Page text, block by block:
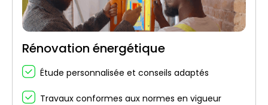
Rénovation énergétique
Étude personnalisée et conseils adaptés
Travaux conformes aux normes en vigueur